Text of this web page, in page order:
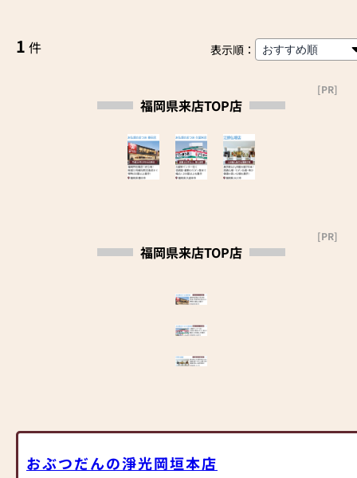
1 件 表示順：
福岡県来店TOP店
[PR]
福岡県来店TOP店
[PR]
おぶつだんの淨光岡垣本店